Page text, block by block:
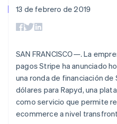
Boost
de aceptación
compra
acelerado
Data
de
Más
Gestión del
Por sector
Empresas de
Economía de
creadores
Juegos
Gestionar
respaldadas
monedas
Aprovisiona
servicios
Recursos
Sessions
Empleos
Sala de
Stripe Press
Contacto
13 de febrero de 2019
SAN FRANCISCO—. La
pagos Stripe ha anunciado
una ronda de financiación
dólares para Rapyd, una
como servicio que permite
ecommerce a nivel
Luxemburgo
Malasia
English
México
EspañolEnglish
English
Nueva Zelandia
English